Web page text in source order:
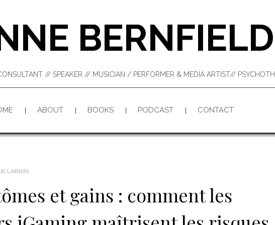
BERNFIELD
// SPEAKER // MUSICIAN / PERFORMER & MEDIA ARTIST//
ABOUT BOOKS PODCAST CONTACT
LARKIN
et gains : comment les